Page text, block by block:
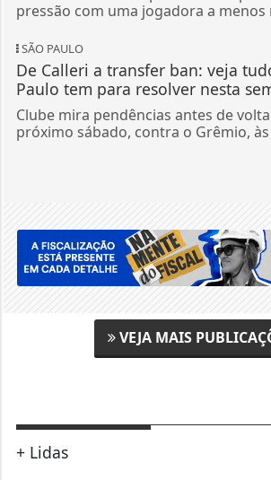
pressão com uma jogadora a menos
SÃO PAULO
De Calleri a transfer ban: veja
Paulo tem para resolver nesta
Clube mira pendências antes de
próximo sábado, contra o Grêmio,
VEJA MAIS
+ Lidas